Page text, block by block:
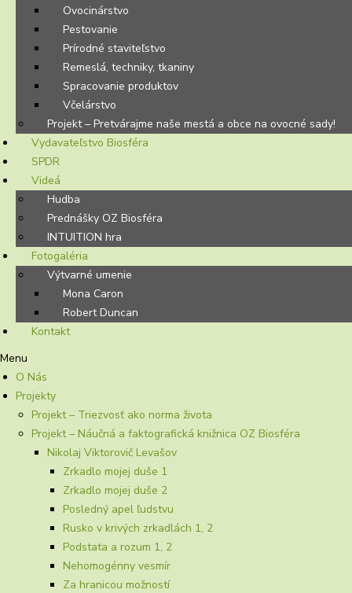
Ovocinárstvo
Pestovanie
Prírodné staviteľstvo
Remeslá, techniky, tkaniny
Spracovanie produktov
Včelárstvo
Projekt – Pretvárajme naše mestá a obce na ovocné sady!
Vydavateľstvo Biosféra
SPDR
Videá
Hudba
Prednášky OZ Biosféra
INTUITION hra
Fotogaléria
Výtvarné umenie
Mona Caron
Robert Duncan
Kontakt
Menu
O Nás
Projekty
Projekt – Triezvosť ako norma života
Projekt – Náučná a faktografická knižnica OZ Biosféra
Nikolaj Viktorovič Levašov
Zrkadlo mojej duše 1
Zrkadlo mojej duše 2
Posledný apel ľudstvu
Rusko v krivých zrkadlách 1, 2
Podstata a rozum 1, 2
Nehomogénny vesmír
Za hranicou možností